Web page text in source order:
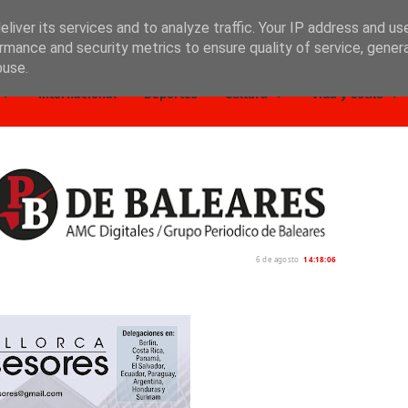
Internacional Deportes Cultura Vida y estilo
6 de agosto 14:18:08
its services and to analyze traffic. Your IP address and
and security metrics to ensure quality of service,